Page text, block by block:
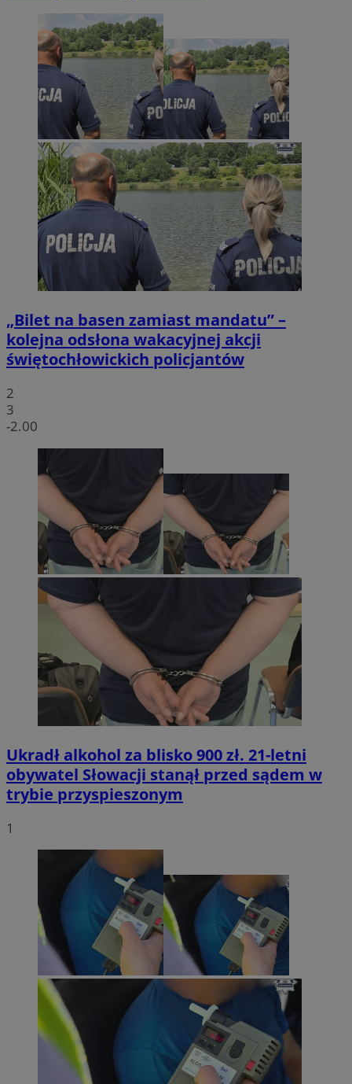
„Bilet na basen zamiast mandatu” –
kolejna odsłona wakacyjnej akcji
świętochłowickich policjantów
2
3
-2.00
Ukradł alkohol za blisko 900 zł. 21-letni
obywatel Słowacji stanął przed sądem w
trybie przyspieszonym
1